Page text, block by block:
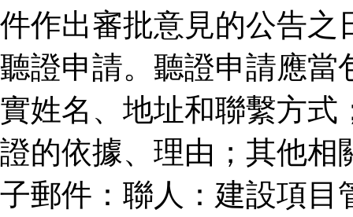
件作出審批意見的公告之
聽證申請。聽證申請應當
實姓名、地址和聯繫方式
證的依據、理由；其他相
子郵件：聯人：建設項目